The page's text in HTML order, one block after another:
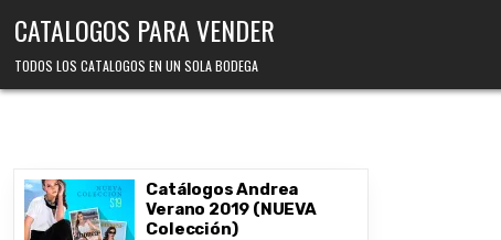
CATALOGOS PARA VENDER
TODOS LOS CATALOGOS EN UN SOLA BODEGA
Catálogos Andrea
Verano 2019 (NUEVA
Colección)